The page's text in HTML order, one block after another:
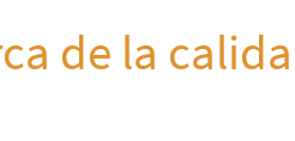
de la